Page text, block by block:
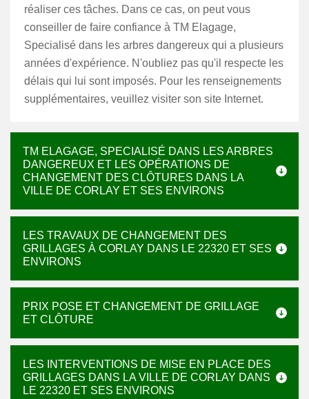
réaliser ces tâches. Dans ce cas, on peut vous
conseiller de faire confiance à TM Elagage,
Specialisé dans les arbres dangereux qui a plusieurs
années d'expérience. N'oubliez pas qu'il respecte les
délais qui lui sont imposés. Pour les renseignements
supplémentaires, veuillez visiter son site Internet.
TM ELAGAGE, SPECIALISÉ DANS LES ARBRES
DANGEREUX ET LES OPÉRATIONS DE
CHANGEMENT DES CLÔTURES DANS LA
VILLE DE CORLAY ET SES ENVIRONS
LES TRAVAUX DE CHANGEMENT DES
GRILLAGES À CORLAY DANS LE 22320 ET SES
ENVIRONS
PRIX POSE ET CHANGEMENT DE GRILLAGE
ET CLÔTURE
LES INTERVENTIONS DE MISE EN PLACE DES
GRILLAGES DANS LA VILLE DE CORLAY DANS
LE 22320 ET SES ENVIRONS